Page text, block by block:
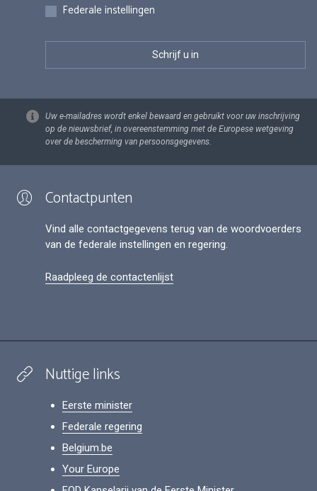
Federale instellingen
Uw e-mailadres wordt enkel bewaard en gebruikt voor uw inschrijving
op de nieuwsbrief, in overeenstemming met de Europese wetgeving
over de bescherming van persoonsgegevens.
Contactpunten
Vind alle contactgegevens terug van de woordvoerders
van de federale instellingen en regering.
Raadpleeg de contactenlijst
Nuttige links
Eerste minister
Federale regering
Belgium.be
Your Europe